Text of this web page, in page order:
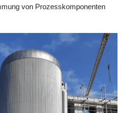
von Prozesskomponenten